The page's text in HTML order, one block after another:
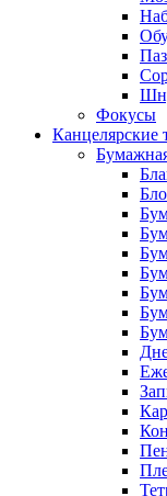
Фокусы
Канцелярские